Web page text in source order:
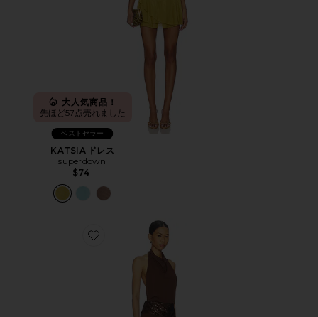
大人気商品！
先ほど57点売れました
ベストセラー
KATSIA ドレス
superdown
$74
Favorite HADAR ミニドレス